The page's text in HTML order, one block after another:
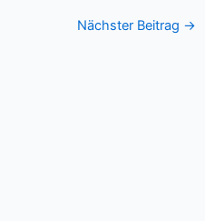
Nächster Beitrag →